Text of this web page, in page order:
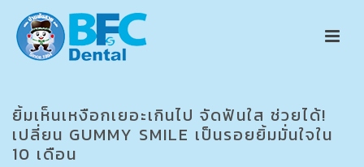
ยิ้มเห็นเหงือกเยอะเกินไป จัดฟันใส ช่วยได้!
เปลี่ยน GUMMY SMILE เป็นรอยยิ้มมั่นใจใน
10 เดือน